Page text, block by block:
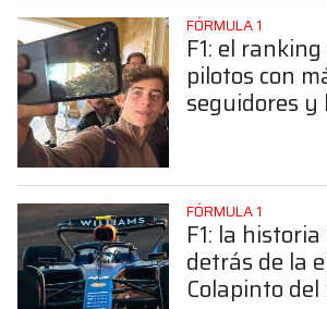
FÓRMULA 1
F1: el
pilotos con
seguidores y
FÓRMULA 1
F1: la
detrás de la
Colapinto